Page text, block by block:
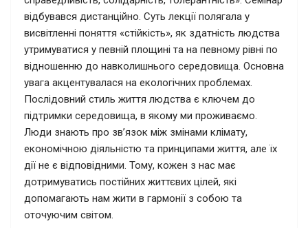
відбувався дистанційно. Суть лекції полягала у
висвітленні поняття «стійкість», як здатність людства
утримуватися у певній площині та на певному рівні по
відношенню до навколишнього середовища. Основна
увага акцентувалася на екологічних проблемах.
Послідовний стиль життя людства є ключем до
підтримки середовища, в якому ми проживаємо.
Люди знають про зв’язок між змінами клімату,
економічною діяльністю та принципами життя, але їх
дії не є відповідними. Тому, кожен з нас має
дотримуватись постійних життєвих цілей, які
допомагають нам жити в гармонії з собою та
оточуючим світом.